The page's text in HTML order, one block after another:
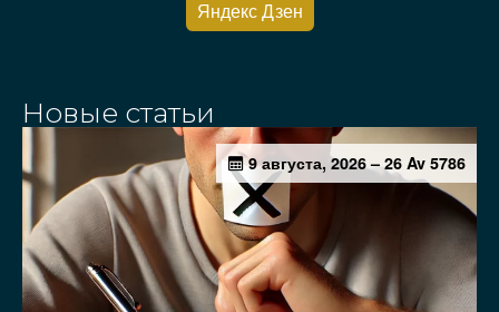
Яндекс Дзен
Новые статьи